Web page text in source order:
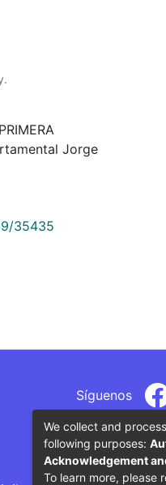
Jorge
35435
Síguenos
We collect and
following purposes:
Acknowledgement
To learn more, please